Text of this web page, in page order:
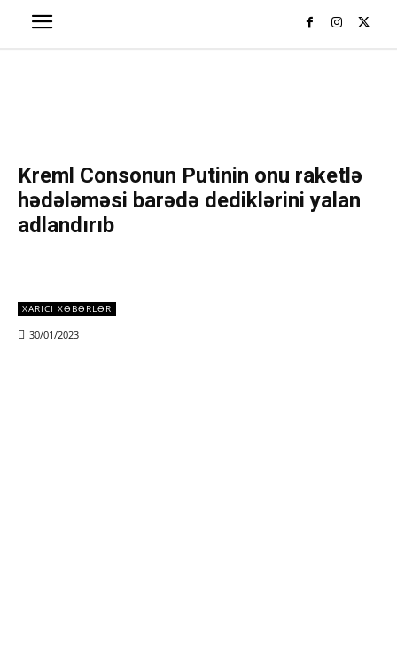
Kreml Consonun Putinin onu raketlə
hədələməsi barədə dediklərini yalan
adlandırıb
XARICI XƏBƏRLƏR
30/01/2023